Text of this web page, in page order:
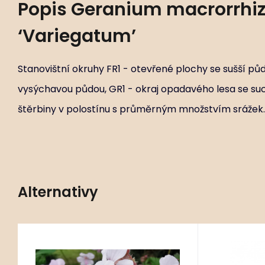
Popis Geranium
‘Variegatum’
Stanovištní okruhy FR1 - otevřené plochy se sušší
vysýchavou půdou, GR1 - okraj opadavého lesa se
štěrbiny v polostínu s průměrným množstvím srážek.
Alternativy
Geranium macrorrhizum
Kód:ART01351
P9X9